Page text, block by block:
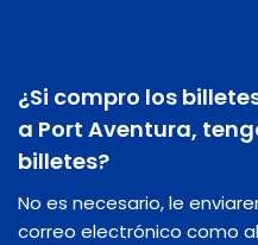
¿Si compro los
a Port Aventura,
billetes?
No es necesario, le
correo electrónico como